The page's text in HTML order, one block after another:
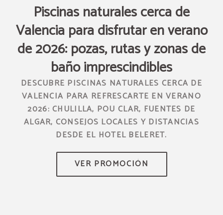
Piscinas naturales cerca de
Valencia para disfrutar en verano
de 2026: pozas, rutas y zonas de
baño imprescindibles
DESCUBRE PISCINAS NATURALES CERCA DE
VALENCIA PARA REFRESCARTE EN VERANO
2026: CHULILLA, POU CLAR, FUENTES DE
ALGAR, CONSEJOS LOCALES Y DISTANCIAS
DESDE EL HOTEL BELERET.